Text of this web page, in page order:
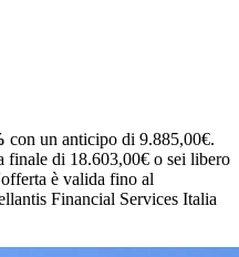
con un anticipo di 9.885,00€.
finale di 18.603,00€ o sei libero
è valida fino al
Financial Services Italia